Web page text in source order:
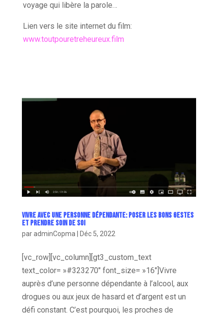
voyage qui libère la parole…
Lien vers le site internet du film:
www.toutpouretreheureux.film
Vivre avec une personne dépendante: poser les bons gestes
et prendre soin de soi
paradminCopma | Déc 5, 2022
[vc_row][vc_column][gt3_custom_text
text_color= »#323270″ font_size= »16″]Vivre
auprès d’une personne dépendante à l’alcool, aux
drogues ou aux jeux de hasard et d’argent est un
défi constant. C’est pourquoi, les proches de